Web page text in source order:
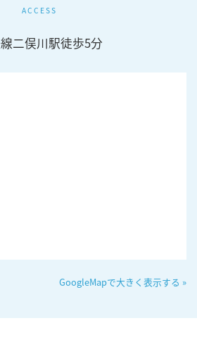
ACCESS
二俣川駅徒歩5分
GoogleMapで大きく表示する »